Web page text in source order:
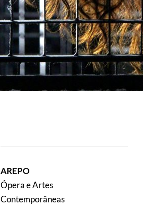
AREPO
Ópera e Artes
Contemporâneas